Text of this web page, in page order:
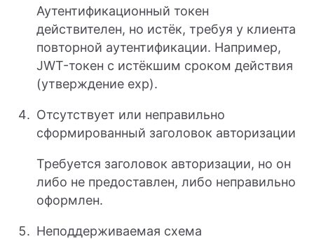
Аутентификационный токен
действителен, но истёк, требуя у клиента
повторной аутентификации. Например,
JWT-токен с истёкшим сроком действия
(утверждение exp).
Отсутствует или неправильно
сформированный заголовок авторизации
Требуется заголовок авторизации, но он
либо не предоставлен, либо неправильно
оформлен.
Неподдерживаемая схема